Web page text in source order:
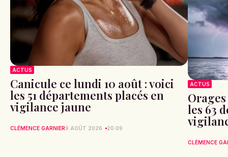
ACTUS
Canicule ce lundi 10 août : voici
les 51 départements placés en
vigilance jaune
CLÉMENCE GARNIER9 AOÛT 2026 20:09
ACTUS
les 63
CLÉMENCE